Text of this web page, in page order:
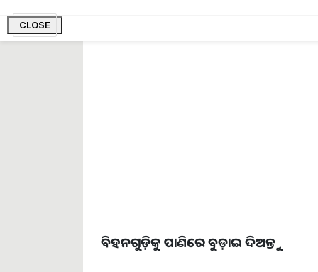
CLOSE
ବିହନଗୁଡ଼ିକୁ ପାଣିରେ ବୁଡ଼ାଇ ଦିଅନ୍ତୁ